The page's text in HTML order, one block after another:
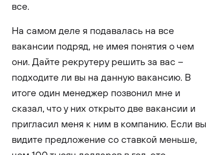
все.
На самом деле я подавалась на все
вакансии подряд, не имея понятия о чем
они. Дайте рекрутеру решить за вас –
подходите ли вы на данную вакансию. В
итоге один менеджер позвонил мне и
сказал, что у них открыто две вакансии и
пригласил меня к ним в компанию. Если вы
видите предложение со ставкой меньше,